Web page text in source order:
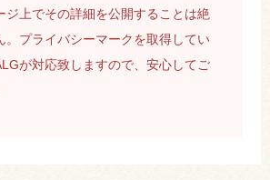
ジ上でその詳細を公開することは絶
。プライバシーマークを取得してい
が対応致しますので、安心してご